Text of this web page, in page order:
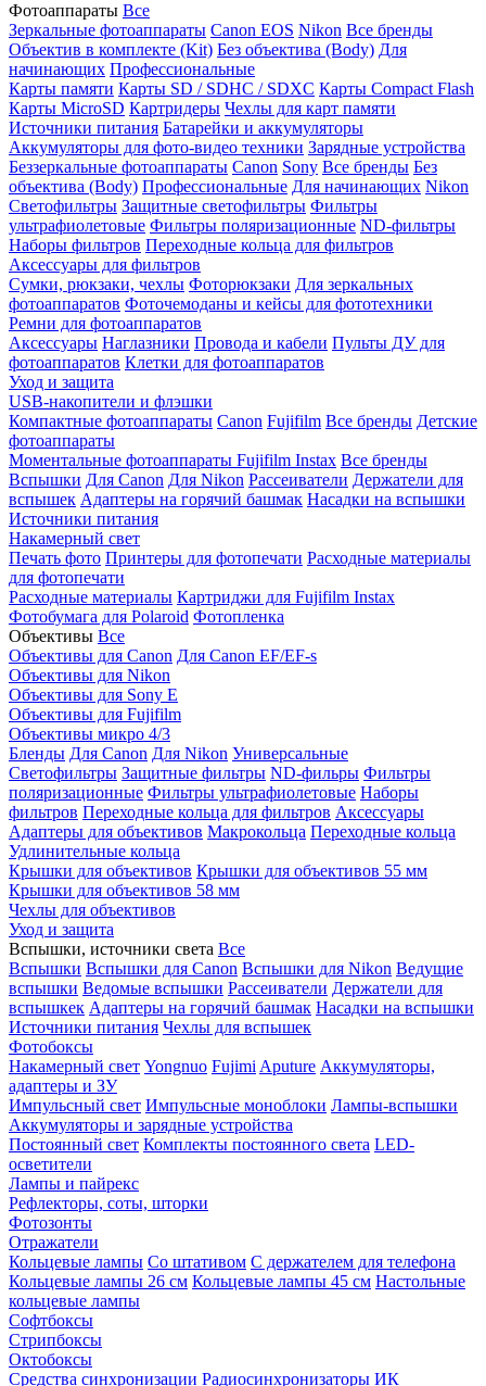
Фотоаппараты Все
Зеркальные фотоаппараты Canon EOS Nikon Все бренды
Объектив в комплекте (Kit) Без объектива (Body) Для
начинающих Профессиональные
Карты памяти Карты SD / SDHC / SDXC Карты Compact Flash
Карты MicroSD Картридеры Чехлы для карт памяти
Источники питания Батарейки и аккумуляторы
Аккумуляторы для фото-видео техники Зарядные устройства
Беззеркальные фотоаппараты Canon Sony Все бренды Без
объектива (Body) Профессиональные Для начинающих Nikon
Светофильтры Защитные светофильтры Фильтры
ультрафиолетовые Фильтры поляризационные ND-фильтры
Наборы фильтров Переходные кольца для фильтров
Аксессуары для фильтров
Сумки, рюкзаки, чехлы Фоторюкзаки Для зеркальных
фотоаппаратов Фоточемоданы и кейсы для фототехники
Ремни для фотоаппаратов
Аксессуары Наглазники Провода и кабели Пульты ДУ для
фотоаппаратов Клетки для фотоаппаратов
Уход и защита
USB-накопители и флэшки
Компактные фотоаппараты Canon Fujifilm Все бренды Детские
фотоаппараты
Моментальные фотоаппараты Fujifilm Instax Все бренды
Вспышки Для Canon Для Nikon Рассеиватели Держатели для
вспышек Адаптеры на горячий башмак Насадки на вспышки
Источники питания
Накамерный свет
Печать фото Принтеры для фотопечати Расходные материалы
для фотопечати
Расходные материалы Картриджи для Fujifilm Instax
Фотобумага для Polaroid Фотопленка
Объективы Все
Объективы для Canon Для Canon EF/EF-s
Объективы для Nikon
Объективы для Sony E
Объективы для Fujifilm
Объективы микро 4/3
Бленды Для Canon Для Nikon Универсальные
Светофильтры Защитные фильтры ND-фильры Фильтры
поляризационные Фильтры ультрафиолетовые Наборы
фильтров Переходные кольца для фильтров Аксессуары
Адаптеры для объективов Макрокольца Переходные кольца
Удлинительные кольца
Крышки для объективов Крышки для объективов 55 мм
Крышки для объективов 58 мм
Чехлы для объективов
Уход и защита
Вспышки, источники света Все
Вспышки Вспышки для Canon Вспышки для Nikon Ведущие
вспышки Ведомые вспышки Рассеиватели Держатели для
вспышкек Адаптеры на горячий башмак Насадки на вспышки
Источники питания Чехлы для вспышек
Фотобоксы
Накамерный свет Yongnuo Fujimi Aputure Аккумуляторы,
адаптеры и ЗУ
Импульсный свет Импульсные моноблоки Лампы-вспышки
Аккумуляторы и зарядные устройства
Постоянный свет Комплекты постоянного света LED-
осветители
Лампы и пайрекс
Рефлекторы, соты, шторки
Фотозонты
Отражатели
Кольцевые лампы Со штативом С держателем для телефона
Кольцевые лампы 26 см Кольцевые лампы 45 см Настольные
кольцевые лампы
Софтбоксы
Стрипбоксы
Октобоксы
Средства синхронизации Радиосинхронизаторы ИК